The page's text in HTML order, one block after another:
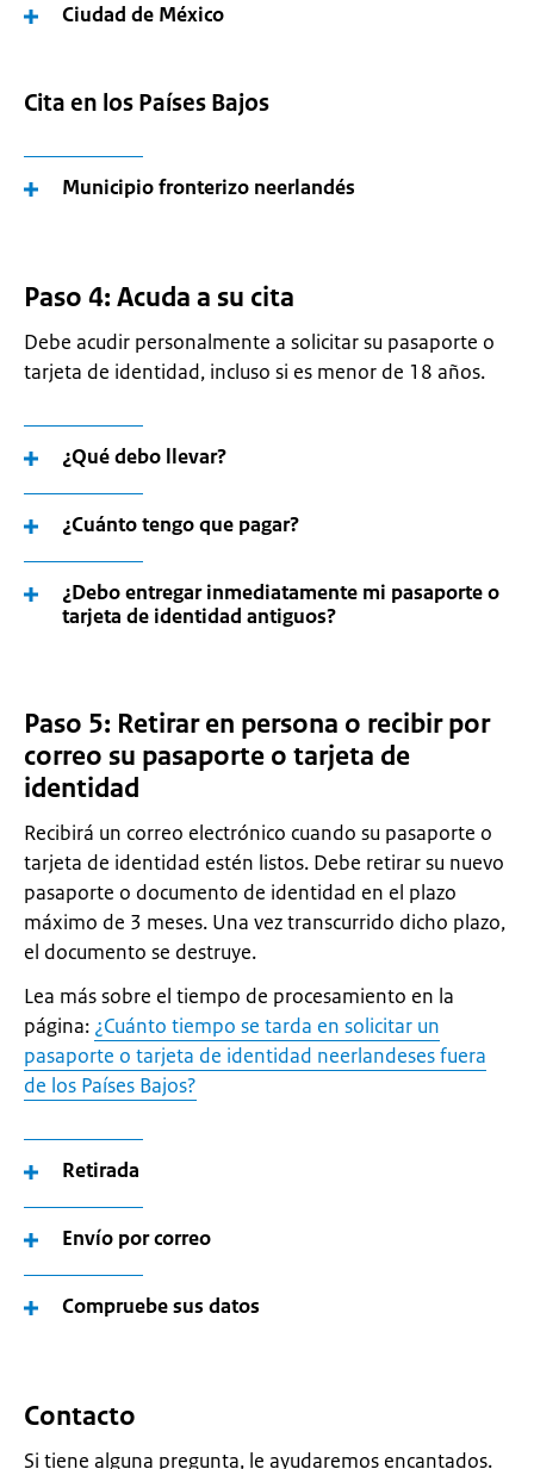
Ciudad de México
Cita en los Países Bajos
Municipio fronterizo neerlandés
Paso 4: Acuda a su cita
Debe acudir personalmente a solicitar su pasaporte o
tarjeta de identidad, incluso si es menor de 18 años.
¿Qué debo llevar?
¿Cuánto tengo que pagar?
¿Debo entregar inmediatamente mi pasaporte o
tarjeta de identidad antiguos?
Paso 5: Retirar en persona o recibir por
correo su pasaporte o tarjeta de
identidad
Recibirá un correo electrónico cuando su pasaporte o
tarjeta de identidad estén listos. Debe retirar su nuevo
pasaporte o documento de identidad en el plazo
máximo de 3 meses. Una vez transcurrido dicho plazo,
el documento se destruye.
Lea más sobre el tiempo de procesamiento en la
página: ¿Cuánto tiempo se tarda en solicitar un
pasaporte o tarjeta de identidad neerlandeses fuera
de los Países Bajos?
Retirada
Envío por correo
Compruebe sus datos
Contacto
Si tiene alguna pregunta, le ayudaremos encantados.